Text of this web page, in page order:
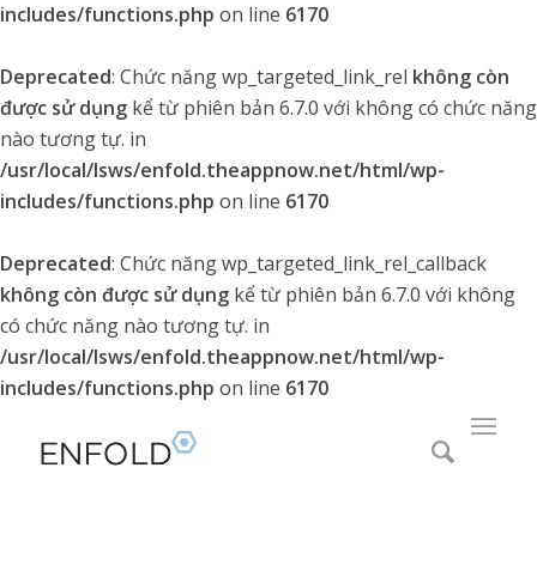
includes/functions.php on line 6170
Deprecated: Chức năng wp_targeted_link_rel không còn
được sử dụng kể từ phiên bản 6.7.0 với không có chức năng
nào tương tự. in
/usr/local/lsws/enfold.theappnow.net/html/wp-
includes/functions.php on line 6170
Deprecated: Chức năng wp_targeted_link_rel_callback
không còn được sử dụng kể từ phiên bản 6.7.0 với không
có chức năng nào tương tự. in
/usr/local/lsws/enfold.theappnow.net/html/wp-
includes/functions.php on line 6170